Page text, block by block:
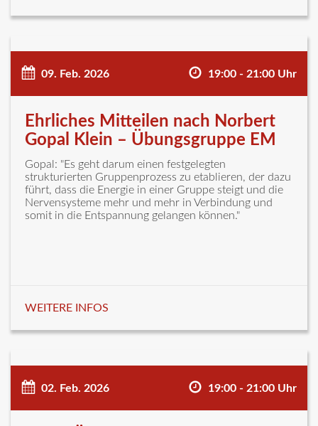
09. Feb. 2026 19:00 - 21:00 Uhr
Ehrliches Mitteilen nach Norbert
Gopal Klein – Übungsgruppe EM
Gopal: "Es geht darum einen festgelegten
strukturierten Gruppenprozess zu etablieren, der dazu
führt, dass die Energie in einer Gruppe steigt und die
Nervensysteme mehr und mehr in Verbindung und
somit in die Entspannung gelangen können."
WEITERE INFOS
02. Feb. 2026 19:00 - 21:00 Uhr